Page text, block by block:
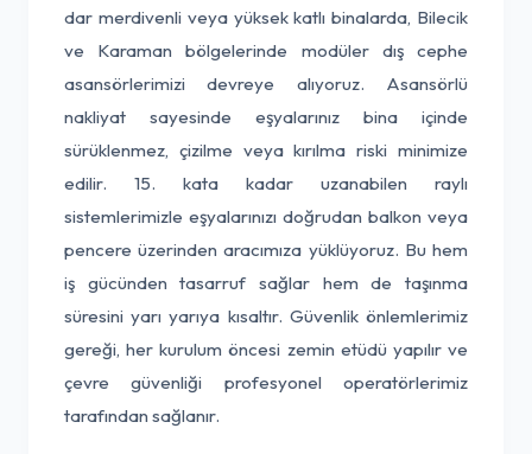
dar merdivenli veya yüksek katlı binalarda, Bilecik
ve Karaman bölgelerinde modüler dış cephe
asansörlerimizi devreye alıyoruz. Asansörlü
nakliyat sayesinde eşyalarınız bina içinde
sürüklenmez, çizilme veya kırılma riski minimize
edilir. 15. kata kadar uzanabilen raylı
sistemlerimizle eşyalarınızı doğrudan balkon veya
pencere üzerinden aracımıza yüklüyoruz. Bu hem
iş gücünden tasarruf sağlar hem de taşınma
süresini yarı yarıya kısaltır. Güvenlik önlemlerimiz
gereği, her kurulum öncesi zemin etüdü yapılır ve
çevre güvenliği profesyonel operatörlerimiz
tarafından sağlanır.